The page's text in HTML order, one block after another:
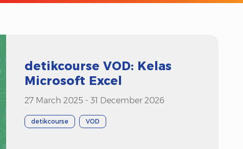
detikcourse VOD: Kelas
Microsoft Excel
27 March 2025 - 31 December 2026
detikcourse VOD